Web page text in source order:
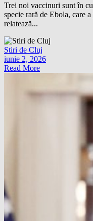
Trei noi vaccinuri sunt în
specie rară de Ebola, care
relatează...
Stiri de Cluj
iunie 2, 2026
Read More